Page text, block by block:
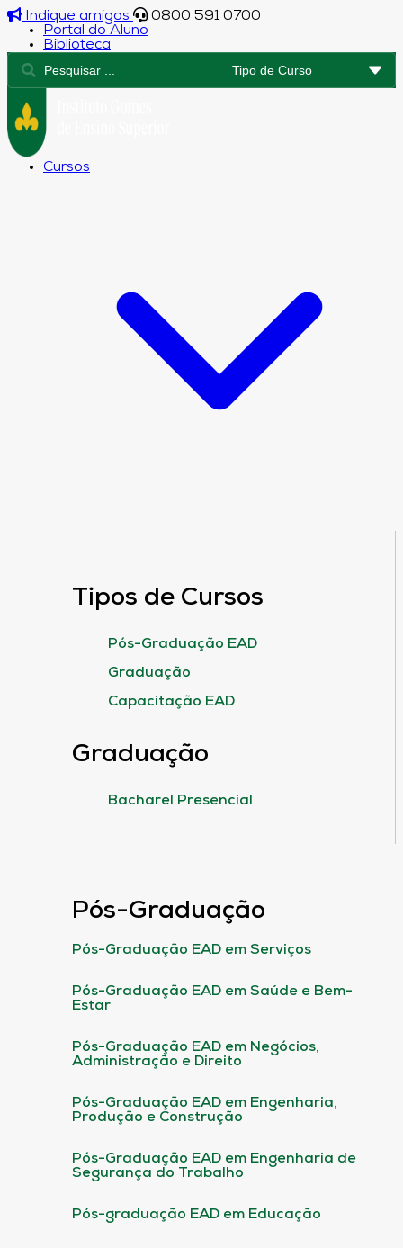
Indique amigos
0800 591 0700
Portal do Aluno
Biblioteca
Cursos
Tipos de Cursos
Pós-Graduação EAD
Graduação
Capacitação EAD
Graduação
Bacharel Presencial
Pós-Graduação
Pós-Graduação EAD em Serviços
Pós-Graduação EAD em Saúde e Bem-
Estar
Pós-Graduação EAD em Negócios,
Administração e Direito
Pós-Graduação EAD em Engenharia,
Produção e Construção
Pós-Graduação EAD em Engenharia de
Segurança do Trabalho
Pós-graduação EAD em Educação